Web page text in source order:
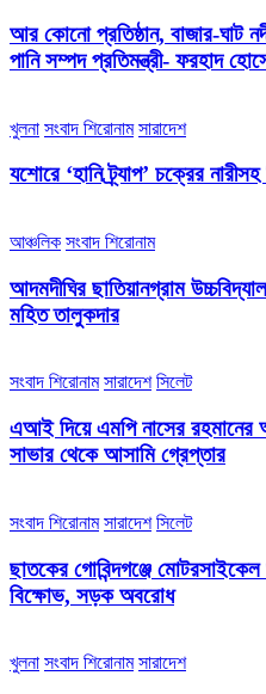
আর কোনো প্রতিষ্ঠান, বাজার-ঘাট
পানি সম্পদ প্রতিমন্ত্রী- ফরহাদ
খুলনা সংবাদ শিরোনাম সারাদেশ
যশোরে ‘হানি ট্র্যাপ’ চক্রের
আঞ্চলিক সংবাদ শিরোনাম
আদমদীঘির ছাতিয়ানগ্রাম
মহিত তালুকদার
সংবাদ শিরোনাম সারাদেশ সিলেট
এআই দিয়ে এমপি নাসের
সাভার থেকে আসামি গ্রেপ্তার
সংবাদ শিরোনাম সারাদেশ সিলেট
ছাতকের গোবিন্দগঞ্জে
বিক্ষোভ, সড়ক অবরোধ
খুলনা সংবাদ শিরোনাম সারাদেশ